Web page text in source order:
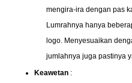
mengira-ira dengan pas
Lumrahnya hanya
logo. Menyesuaikan
jumlahnya juga pastinya
Keawetan: